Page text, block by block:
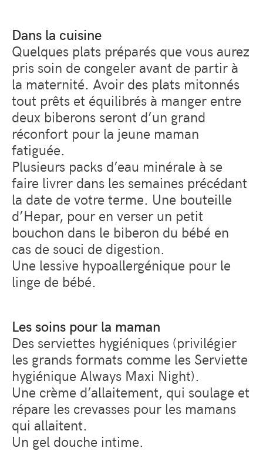
Dans la cuisine
Quelques plats préparés que vous aurez
pris soin de congeler avant de partir à
la maternité. Avoir des plats mitonnés
tout prêts et équilibrés à manger entre
deux biberons seront d’un grand
réconfort pour la jeune maman
fatiguée.
Plusieurs packs d’eau minérale à se
faire livrer dans les semaines précédant
la date de votre terme. Une bouteille
d’Hepar, pour en verser un petit
bouchon dans le biberon du bébé en
cas de souci de digestion.
Une lessive hypoallergénique pour le
linge de bébé.
Les soins pour la maman
Des serviettes hygiéniques (privilégier
les grands formats comme les Serviette
hygiénique Always Maxi Night).
Une crème d’allaitement, qui soulage et
répare les crevasses pour les mamans
qui allaitent.
Un gel douche intime.